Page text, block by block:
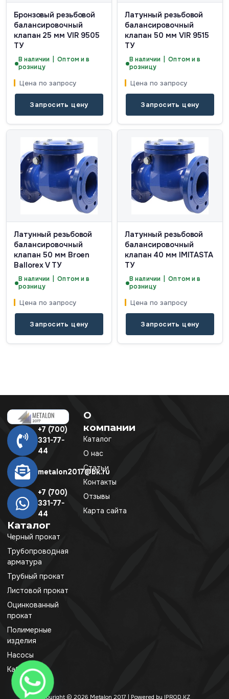
Бронзовый резьбовой
балансировочный
клапан 25 мм VIR 9505
ТУ
В наличии | Оптом и в
розницу
Цена по запросу
Запросить цену
Латунный резьбовой
балансировочный
клапан 50 мм VIR 9515
ТУ
В наличии | Оптом и в
розницу
Цена по запросу
Запросить цену
Латунный резьбовой
балансировочный
клапан 50 мм Broen
Ballorex V ТУ
В наличии | Оптом и в
розницу
Цена по запросу
Запросить цену
Латунный резьбовой
балансировочный
клапан 40 мм IMITASTA
ТУ
В наличии | Оптом и в
розницу
Цена по запросу
Запросить цену
+7 (700)
331-77-
44
metalon2017@bk.ru
+7 (700)
331-77-
44
Каталог
Черный прокат
Трубопроводная
арматура
Трубный прокат
Листовой прокат
Оцинкованный
прокат
Полимерные
изделия
Насосы
Кабель
О
компании
Каталог
О нас
Статьи
Контакты
Отзывы
Карта сайта
Copyright © 2026 Metalon 2017 | Powered by IPROD.KZ